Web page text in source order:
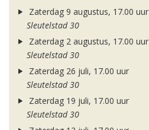
Zaterdag 9 augustus, 17.00 uur
Sleutelstad 30
Zaterdag 2 augustus, 17.00 uur
Sleutelstad 30
Zaterdag 26 juli, 17.00 uur
Sleutelstad 30
Zaterdag 19 juli, 17.00 uur
Sleutelstad 30